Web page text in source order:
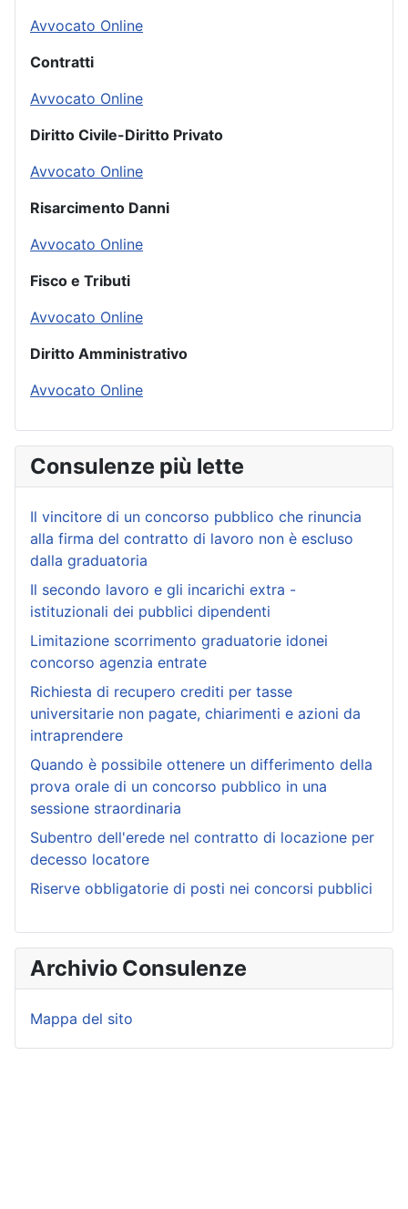
Avvocato Online
Contratti
Avvocato Online
Diritto Civile-Diritto Privato
Avvocato Online
Risarcimento Danni
Avvocato Online
Fisco e Tributi
Avvocato Online
Diritto Amministrativo
Avvocato Online
Consulenze più lette
Il vincitore di un concorso pubblico che rinuncia
alla firma del contratto di lavoro non è escluso
dalla graduatoria
Il secondo lavoro e gli incarichi extra -
istituzionali dei pubblici dipendenti
Limitazione scorrimento graduatorie idonei
concorso agenzia entrate
Richiesta di recupero crediti per tasse
universitarie non pagate, chiarimenti e azioni da
intraprendere
Quando è possibile ottenere un differimento della
prova orale di un concorso pubblico in una
sessione straordinaria
Subentro dell'erede nel contratto di locazione per
decesso locatore
Riserve obbligatorie di posti nei concorsi pubblici
Archivio Consulenze
Mappa del sito